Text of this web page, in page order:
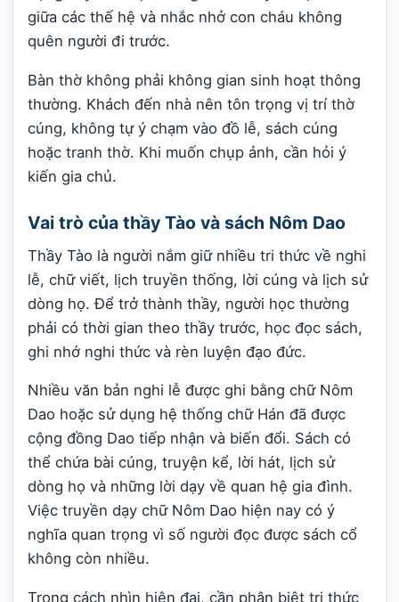
giữa các thế hệ và nhắc nhở con cháu không
quên người đi trước.
Bàn thờ không phải không gian sinh hoạt thông
thường. Khách đến nhà nên tôn trọng vị trí thờ
cúng, không tự ý chạm vào đồ lễ, sách cúng
hoặc tranh thờ. Khi muốn chụp ảnh, cần hỏi ý
kiến gia chủ.
Vai trò của thầy Tào và sách Nôm Dao
Thầy Tào là người nắm giữ nhiều tri thức về nghi
lễ, chữ viết, lịch truyền thống, lời cúng và lịch sử
dòng họ. Để trở thành thầy, người học thường
phải có thời gian theo thầy trước, học đọc sách,
ghi nhớ nghi thức và rèn luyện đạo đức.
Nhiều văn bản nghi lễ được ghi bằng chữ Nôm
Dao hoặc sử dụng hệ thống chữ Hán đã được
cộng đồng Dao tiếp nhận và biến đổi. Sách có
thể chứa bài cúng, truyện kể, lời hát, lịch sử
dòng họ và những lời dạy về quan hệ gia đình.
Việc truyền dạy chữ Nôm Dao hiện nay có ý
nghĩa quan trọng vì số người đọc được sách cổ
không còn nhiều.
Trong cách nhìn hiện đại, cần phân biệt tri thức